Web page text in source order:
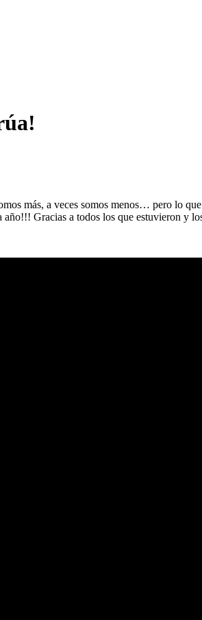
más, a veces somos menos… pero lo
año!!! Gracias a todos los que estuvieron y